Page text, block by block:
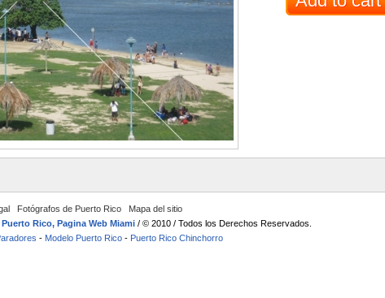
Fotógrafos de Puerto Rico
Mapa del sitio
Rico, Pagina Web Miami / © 2010 / Todos los Derechos Reservados.
- Modelo Puerto Rico - Puerto Rico Chinchorro